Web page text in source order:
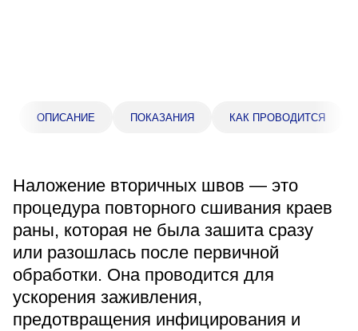
Адрес
398005, г. Липецк, пл. Металлургов, 1
Понедельник — пятница 7:30–20:00
Суббота 08:00–16:00
Регистратура
+7 (4742) 55-55-43
ОПИСАНИЕ ПОКАЗАНИЯ КАК ПРОВОДИТСЯ
Наложение вторичных швов — это
процедура повторного сшивания краев
раны, которая не была зашита сразу
или разошлась после первичной
обработки. Она проводится для
ускорения заживления,
предотвращения инфицирования и